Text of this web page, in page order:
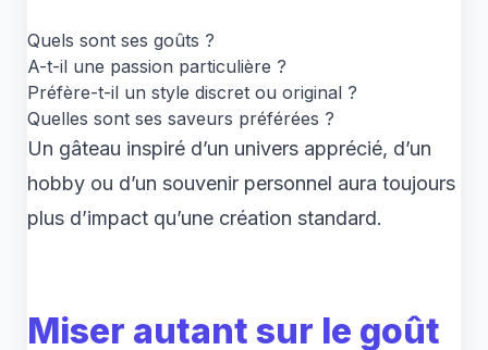
Quels sont ses goûts ?
A-t-il une passion particulière ?
Préfère-t-il un style discret ou original ?
Quelles sont ses saveurs préférées ?
Un gâteau inspiré d’un univers apprécié, d’un
hobby ou d’un souvenir personnel aura toujours
plus d’impact qu’une création standard.
Miser autant sur le goût